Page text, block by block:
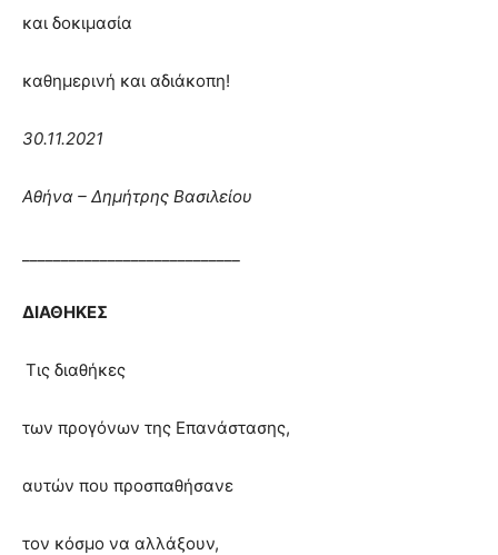
και δοκιμασία
καθημερινή και αδιάκοπη!
30.11.2021
Αθήνα – Δημήτρης Βασιλείου
ΔΙΑΘΗΚΕΣ
Τις διαθήκες
των προγόνων της Επανάστασης,
αυτών που προσπαθήσανε
τον κόσμο να αλλάξουν,